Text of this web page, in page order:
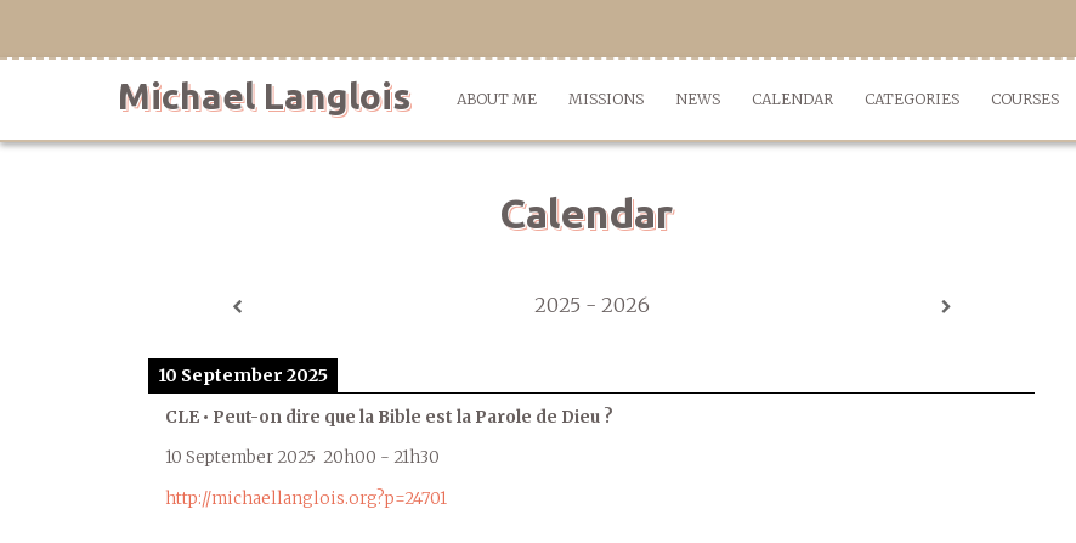
Michael Langlois ABOUT ME MISSIONS NEWS CALENDAR CATEGORIES COURSES
Calendar
2025 - 2026
10 September 2025
CLE • Peut-on dire que la Bible est la Parole de Dieu ?
10 September 2025 20h00 - 21h30
http://michaellanglois.org?p=24701